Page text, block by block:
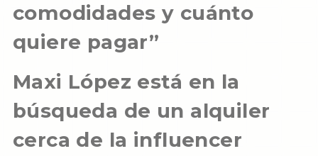
comodidades y cuánto
quiere pagar”
Maxi López está en la
búsqueda de un alquiler
cerca de la influencer